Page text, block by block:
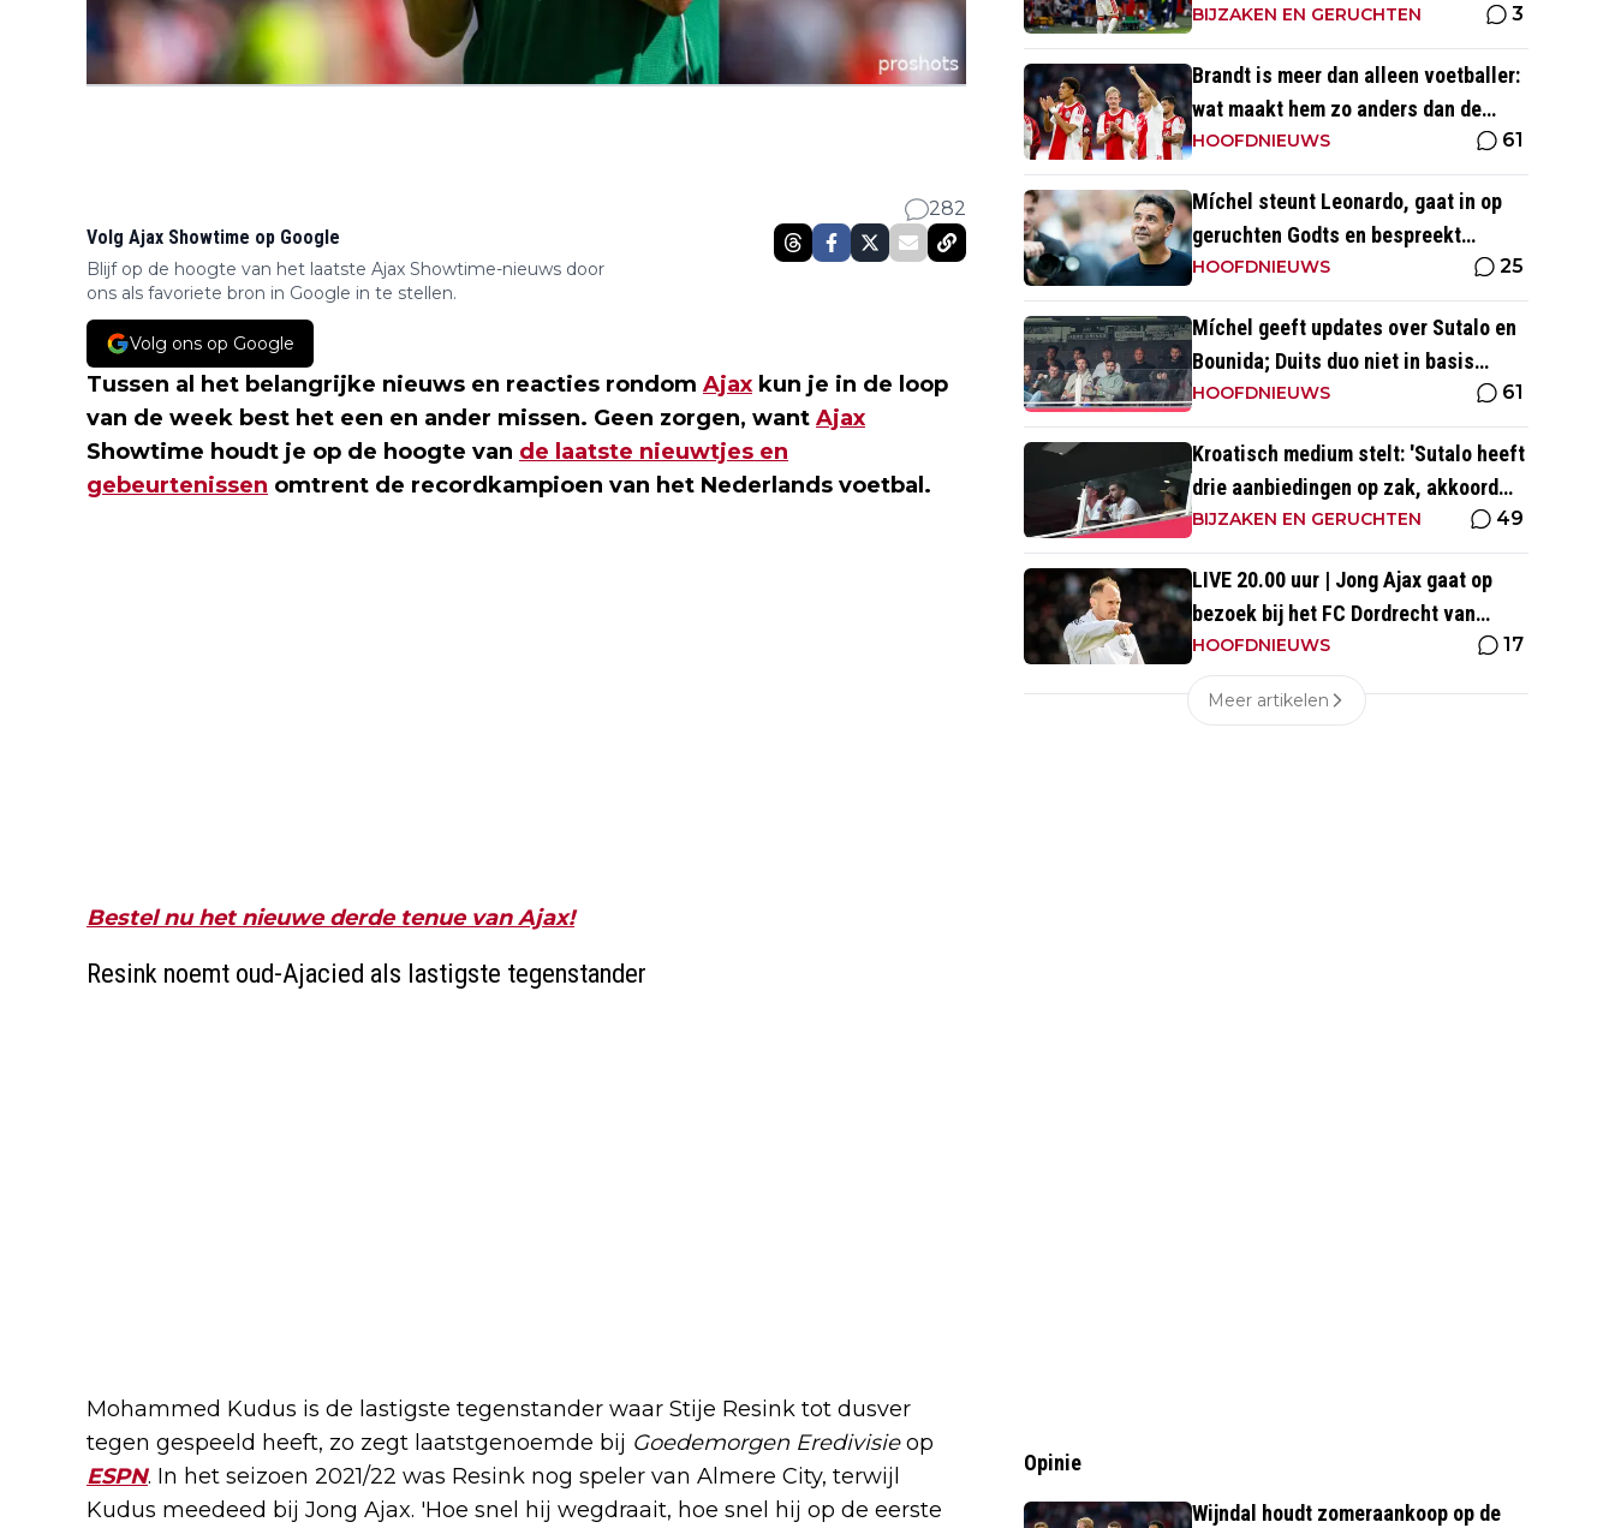
282
Volg Ajax Showtime op Google
Blijf op de hoogte van het laatste Ajax Showtime-nieuws door
ons als favoriete bron in Google in te stellen.
Volg ons op Google
Tussen al het belangrijke nieuws en reacties rondom Ajax kun je in de loop
van de week best het een en ander missen. Geen zorgen, want Ajax
Showtime houdt je op de hoogte van de laatste nieuwtjes en
gebeurtenissen omtrent de recordkampioen van het Nederlands voetbal.
Bestel nu het nieuwe derde tenue van Ajax!
Resink noemt oud-Ajacied als lastigste tegenstander
Mohammed Kudus is de lastigste tegenstander waar Stije Resink tot dusver
tegen gespeeld heeft, zo zegt laatstgenoemde bij Goedemorgen Eredivisieop
ESPN. In het seizoen 2021/22 was Resink nog speler van Almere City, terwijl
Kudus meedeed bij Jong Ajax. 'Hoe snel hij wegdraait, hoe snel hij op de eerste
waren ook heel serieus'
BIJZAKEN EN GERUCHTEN 3
Brandt is meer dan alleen voetballer:
wat maakt hem zo anders dan de
'gemiddelde' voetballer?
HOOFDNIEUWS 61
Míchel steunt Leonardo, gaat in op
geruchten Godts en bespreekt
toekomst Baas bij Ajax
HOOFDNIEUWS 25
Míchel geeft updates over Sutalo en
Bounida; Duits duo niet in basis
tegen PEC Zwolle
HOOFDNIEUWS 61
Kroatisch medium stelt: 'Sutalo heeft
drie aanbiedingen op zak, akkoord
blijft nog uit'
BIJZAKEN EN GERUCHTEN 49
LIVE 20.00 uur | Jong Ajax gaat op
bezoek bij het FC Dordrecht van
Nuijten
HOOFDNIEUWS 17
Meer artikelen
Opinie
Wijndal houdt zomeraankoop op de